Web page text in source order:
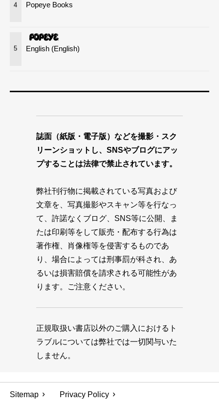
4 Popeye Books
5 English (English)
誌面（紙版・電子版）などを撮影・スク
リーンショットし、SNSやブログにアッ
プすることは法律で禁止されています。
弊社刊行物に掲載されている写真および
文章を、写真撮影やスキャン等を行なっ
て、許諾なくブログ、SNS等に公開、ま
たは印刷等をして販売・配布する行為は
著作権、肖像権等を侵害するものであ
り、場合によっては刑事罰が科され、あ
るいは損害賠償を請求される可能性があ
ります。ご注意ください。
正規取扱い書店以外のご購入におけるト
ラブルについては弊社では一切関与いた
しません。
Sitemap Privacy Policy